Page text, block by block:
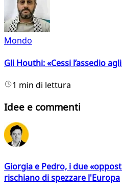
Mondo
Gli Houthi: «Cessi l’assedio
1 min di lettura
Idee e commenti
Giorgia e Pedro, i due
rischiano di spezzare l'Europa